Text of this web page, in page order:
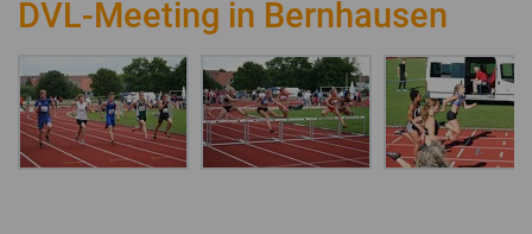
DVL-Meeting in Bernhausen